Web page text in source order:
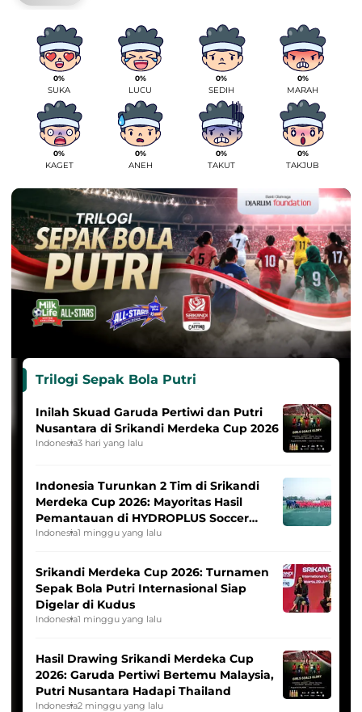
0%
SUKA
0%
LUCU
0%
SEDIH
0%
MARAH
0%
KAGET
0%
ANEH
0%
TAKUT
0%
TAKJUB
Trilogi Sepak Bola Putri
Inilah Skuad Garuda Pertiwi dan Putri
Nusantara di Srikandi Merdeka Cup 2026
Indonesia3 hari yang lalu
Indonesia Turunkan 2 Tim di Srikandi
Merdeka Cup 2026: Mayoritas Hasil
Pemantauan di HYDROPLUS Soccer
League
Indonesia1 minggu yang lalu
Srikandi Merdeka Cup 2026: Turnamen
Sepak Bola Putri Internasional Siap
Digelar di Kudus
Indonesia1 minggu yang lalu
Hasil Drawing Srikandi Merdeka Cup
2026: Garuda Pertiwi Bertemu Malaysia,
Putri Nusantara Hadapi Thailand
Indonesia2 minggu yang lalu